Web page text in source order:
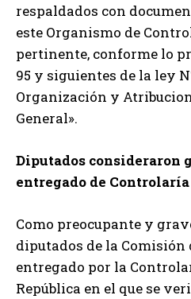
respaldados con
este Organismo de
pertinente, conforme lo
95 y siguientes de la ley
Organización y
General».
Diputados consideraron
entregado de Controlaría
Como preocupante y
diputados de la Comisión
entregado por la
República en el que se